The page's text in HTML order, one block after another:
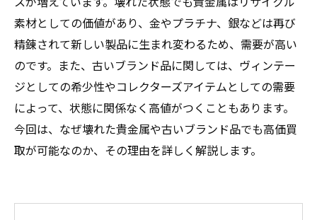
素材としての価値があり、金やプラチナ、銀などは再び
精錬されて新しい製品に生まれ変わるため、需要が高い
のです。また、古いブランド品に関しては、ヴィンテー
ジとしての希少性やコレクターズアイテムとしての需要
によって、状態に関係なく高値がつくこともあります。
今回は、なぜ壊れた貴金属や古いブランド品でも高価買
取が可能なのか、その理由を詳しく解説します。